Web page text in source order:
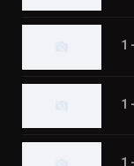
1
1
1